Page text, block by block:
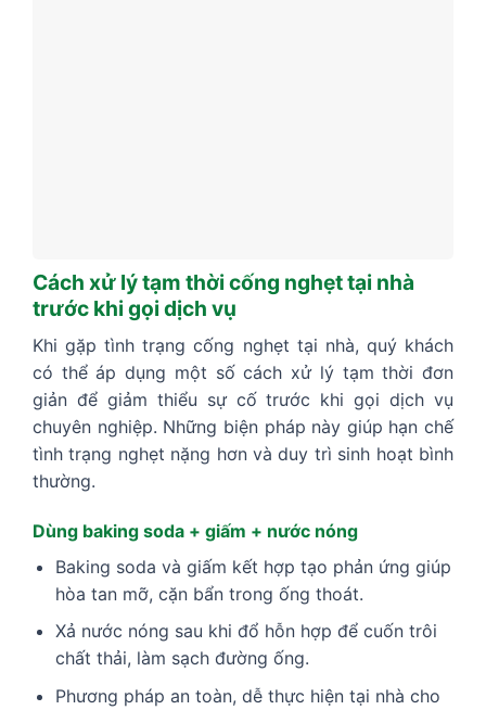
Cách xử lý tạm thời cống nghẹt tại nhà
trước khi gọi dịch vụ
Khi gặp tình trạng cống nghẹt tại nhà, quý khách
có thể áp dụng một số cách xử lý tạm thời đơn
giản để giảm thiểu sự cố trước khi gọi dịch vụ
chuyên nghiệp. Những biện pháp này giúp hạn chế
tình trạng nghẹt nặng hơn và duy trì sinh hoạt bình
thường.
Dùng baking soda + giấm + nước nóng
Baking soda và giấm kết hợp tạo phản ứng giúp
hòa tan mỡ, cặn bẩn trong ống thoát.
Xả nước nóng sau khi đổ hỗn hợp để cuốn trôi
chất thải, làm sạch đường ống.
Phương pháp an toàn, dễ thực hiện tại nhà cho